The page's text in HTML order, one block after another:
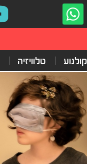
קולנוע טלוויזיה